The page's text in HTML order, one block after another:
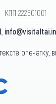
222501001